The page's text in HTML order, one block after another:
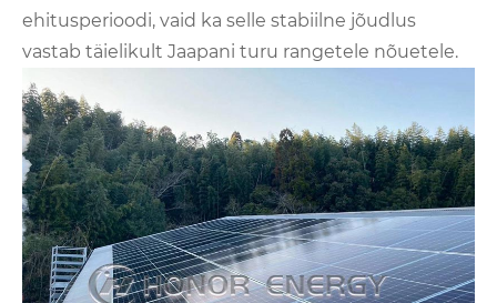
ehitusperioodi, vaid ka selle stabiilne jõudlus
vastab täielikult Jaapani turu rangetele nõuetele.